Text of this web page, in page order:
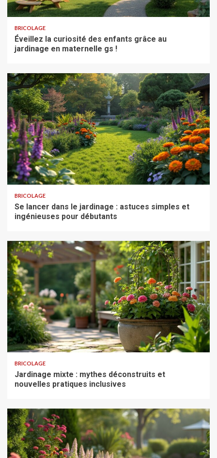
BRICOLAGE
Éveillez la curiosité des enfants grâce au
jardinage en maternelle gs !
BRICOLAGE
Se lancer dans le jardinage : astuces simples et
ingénieuses pour débutants
BRICOLAGE
Jardinage mixte : mythes déconstruits et
nouvelles pratiques inclusives